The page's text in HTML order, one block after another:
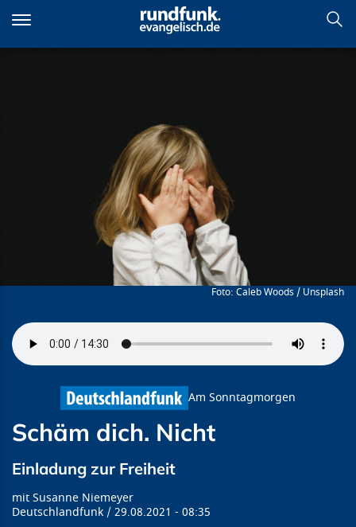
zum
Inhalt
Caleb Woods / Unsplash
Am Sonntagmorgen
Schäm dich. Nicht
Einladung zur Freiheit
Susanne Niemeyer
Deutschlandfunk
29.08.2021 08:35